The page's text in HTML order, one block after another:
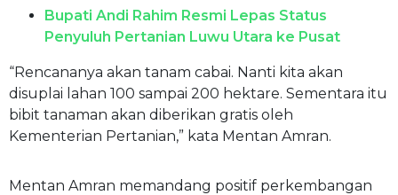
Bupati Andi Rahim Resmi Lepas Status
Penyuluh Pertanian Luwu Utara ke Pusat
“Rencananya akan tanam cabai. Nanti kita akan
disuplai lahan 100 sampai 200 hektare. Sementara itu
bibit tanaman akan diberikan gratis oleh
Kementerian Pertanian,” kata Mentan Amran.
Mentan Amran memandang positif perkembangan